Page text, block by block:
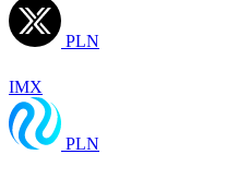
PLN
IMX
PLN